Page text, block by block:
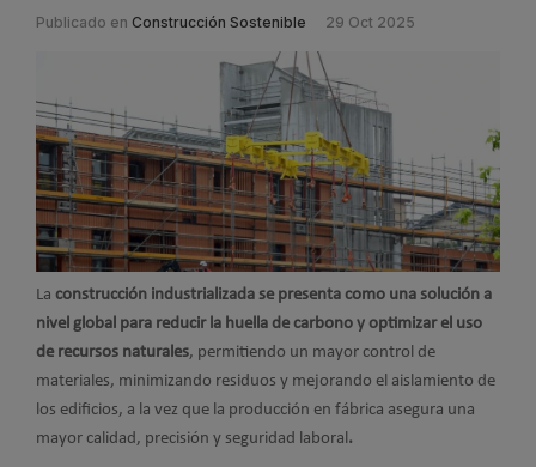
Publicado en Construcción Sostenible 29 Oct 2025
La construcción industrializada se presenta como una solución a
nivel global para reducir la huella de carbono y optimizar el uso
de recursos naturales, permitiendo un mayor control de
materiales, minimizando residuos y mejorando el aislamiento de
los edificios, a la vez que la producción en fábrica asegura una
mayor calidad, precisión y seguridad laboral .